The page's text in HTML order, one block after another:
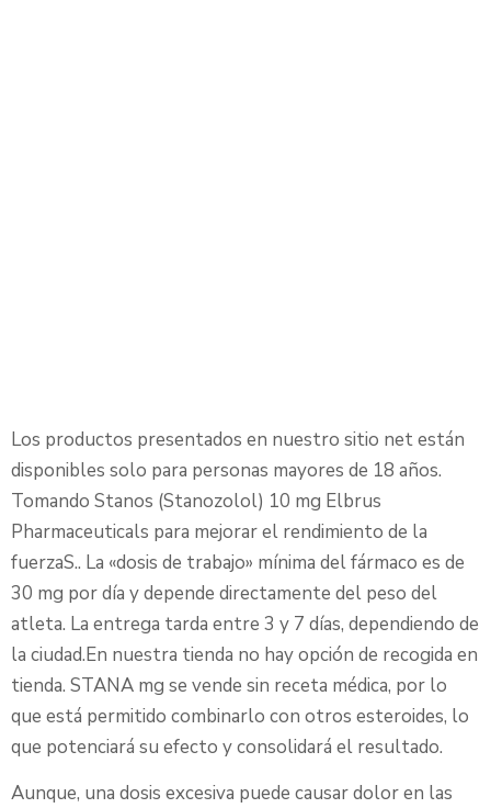
Los productos presentados en nuestro sitio net están
disponibles solo para personas mayores de 18 años.
Tomando Stanos (Stanozolol) 10 mg Elbrus
Pharmaceuticals para mejorar el rendimiento de la
fuerzaS.. La «dosis de trabajo» mínima del fármaco es de
30 mg por día y depende directamente del peso del
atleta. La entrega tarda entre 3 y 7 días, dependiendo de
la ciudad.En nuestra tienda no hay opción de recogida en
tienda. STANA mg se vende sin receta médica, por lo
que está permitido combinarlo con otros esteroides, lo
que potenciará su efecto y consolidará el resultado.
Aunque, una dosis excesiva puede causar dolor en las